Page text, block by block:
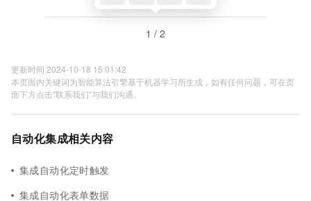
1 / 2
更新时间 2024-10-18 15:01:42
本页面内关键词为智能算法引擎基于机器学习所生成，如有任何问题，可在页
面下方点击"联系我们"与我们沟通。
自动化集成相关内容
集成自动化定时触发
集成自动化表单数据